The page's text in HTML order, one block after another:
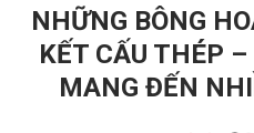
NHỮNG BÔNG
KẾT CẤU THÉP
MANG ĐẾN